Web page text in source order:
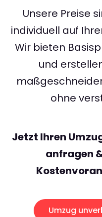
Unsere Preise
individuell auf
Wir bieten
und
ohne
Jetzt Ihren
anfragen
Umzug